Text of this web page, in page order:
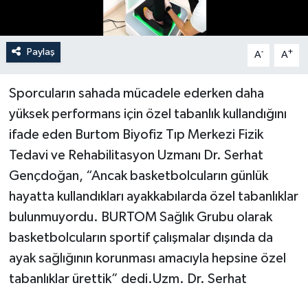
Paylaş A- A+
Sporcuların sahada mücadele ederken daha
yüksek performans için özel tabanlık kullandığını
ifade eden Burtom Biyofiz Tıp Merkezi Fizik
Tedavi ve Rehabilitasyon Uzmanı Dr. Serhat
Gençdoğan, “Ancak basketbolcuların günlük
hayatta kullandıkları ayakkabılarda özel tabanlıklar
bulunmuyordu. BURTOM Sağlık Grubu olarak
basketbolcuların sportif çalışmalar dışında da
ayak sağlığının korunması amacıyla hepsine özel
tabanlıklar ürettik” dedi.Uzm. Dr. Serhat